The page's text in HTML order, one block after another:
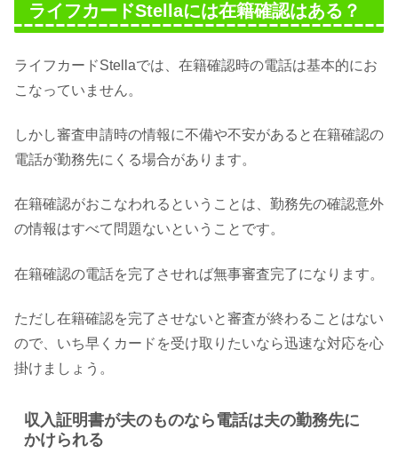
ライフカードStellaには在籍確認はある？
ライフカードStellaでは、在籍確認時の電話は基本的にお
こなっていません。
しかし審査申請時の情報に不備や不安があると在籍確認の
電話が勤務先にくる場合があります。
在籍確認がおこなわれるということは、勤務先の確認意外
の情報はすべて問題ないということです。
在籍確認の電話を完了させれば無事審査完了になります。
ただし在籍確認を完了させないと審査が終わることはない
ので、いち早くカードを受け取りたいなら迅速な対応を心
掛けましょう。
収入証明書が夫のものなら電話は夫の勤務先に
かけられる